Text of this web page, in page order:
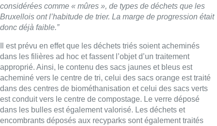
considérées comme « mûres », de types de déchets que les
Bruxellois ont l’habitude de trier. La marge de progression était
donc déjà faible.”
Il est prévu en effet que les déchets triés soient acheminés
dans les filières ad hoc et fassent l’objet d’un traitement
approprié. Ainsi, le contenu des sacs jaunes et bleus est
acheminé vers le centre de tri, celui des sacs orange est traité
dans des centres de biométhanisation et celui des sacs verts
est conduit vers le centre de compostage. Le verre déposé
dans les bulles est également valorisé. Les déchets et
encombrants déposés aux recyparks sont également traités